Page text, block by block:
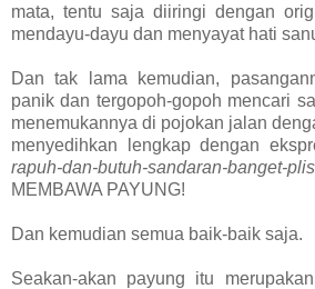
mata, tentu saja diiringi dengan
mendayu-dayu dan menyayat hati
Dan tak lama kemudian,
panik dan tergopoh-gopoh mencari
menemukannya di pojokan jalan
menyedihkan lengkap dengan
rapuh-dan-butuh-sandaran-banget-
MEMBAWA PAYUNG!
Dan kemudian semua baik-baik saja.
Seakan-akan payung itu